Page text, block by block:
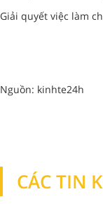
Giải quyết việc làm
Nguồn: kinhte24h
CÁC TIN